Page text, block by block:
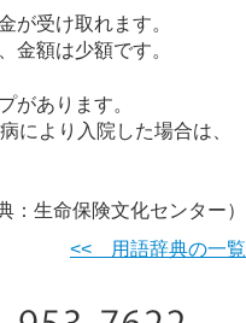
が受け取れます。
金額は少額です。
があります。
により入院した場合は、
：生命保険文化センター）
<< 用語辞典の一覧